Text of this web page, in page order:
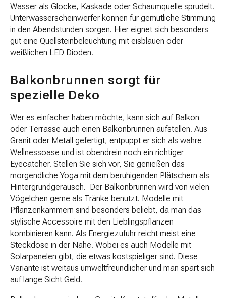
Wasser als Glocke, Kaskade oder Schaumquelle sprudelt.
Unterwasserscheinwerfer können für gemütliche Stimmung
in den Abendstunden sorgen. Hier eignet sich besonders
gut eine Quellsteinbeleuchtung mit eisblauen oder
weißlichen LED Dioden.
Balkonbrunnen sorgt für
spezielle Deko
Wer es einfacher haben möchte, kann sich auf Balkon
oder Terrasse auch einen Balkonbrunnen aufstellen. Aus
Granit oder Metall gefertigt, entpuppt er sich als wahre
Wellnessoase und ist obendrein noch ein richtiger
Eyecatcher. Stellen Sie sich vor, Sie genießen das
morgendliche Yoga mit dem beruhigenden Plätschern als
Hintergrundgeräusch. Der Balkonbrunnen wird von vielen
Vögelchen gerne als Tränke benutzt. Modelle mit
Pflanzenkammern sind besonders beliebt, da man das
stylische Accessoire mit den Lieblingspflanzen
kombinieren kann. Als Energiezufuhr reicht meist eine
Steckdose in der Nähe. Wobei es auch Modelle mit
Solarpanelen gibt, die etwas kostspieliger sind. Diese
Variante ist weitaus umweltfreundlicher und man spart sich
auf lange Sicht Geld.